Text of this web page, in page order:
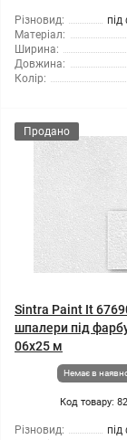
Різновид:
Матеріал:
Ширина:
Довжина:
Колір:
Продано
Sintra Paint It
шпалери під
06x25 м
Немає в
Код товару:
Різновид: